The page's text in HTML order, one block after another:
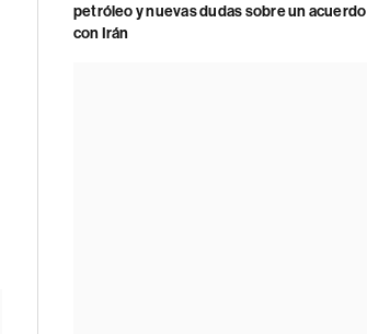
petróleo y nuevas dudas sobre un acuerdo
con Irán